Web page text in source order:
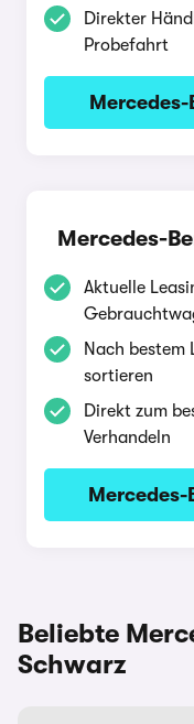
Direkter
Probefahrt
Mercedes-
Aktuelle
Nach
sortieren
Direkt zum
Verhandeln
Beliebte
Schwarz